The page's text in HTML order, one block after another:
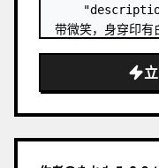
带微笑，身穿印
文字的屏幕，右
name=\…